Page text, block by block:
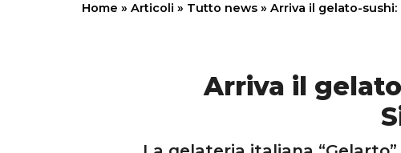
Home » Articoli » Tutto news » Arriva il gelato-
Arriva il